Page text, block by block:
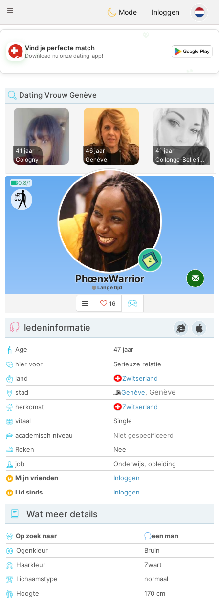
Suissi
Toggle
Mode Inloggen
💖
💕
Vind je perfecte match
Download nu onze dating-app!
Dating Vrouw Genève
41 jaar
Cologny
46 jaar
Genève
41 jaar
Collonge-Bellerive
0.8/1
2
PhœnxWarrior
Lange tijd
16
ledeninformatie
Age
47 jaar
hier voor
Serieuze relatie
land
Zwitserland
stad
Genève, Genève
herkomst
Zwitserland
vitaal
Single
academisch niveau
Niet gespecificeerd
Roken
Nee
job
Onderwijs, opleiding
Mijn vrienden
Inloggen
Lid sinds
Inloggen
Wat meer details
Op zoek naar
een man
Ogenkleur
Bruin
Haarkleur
Zwart
Lichaamstype
normaal
Hoogte
170 cm